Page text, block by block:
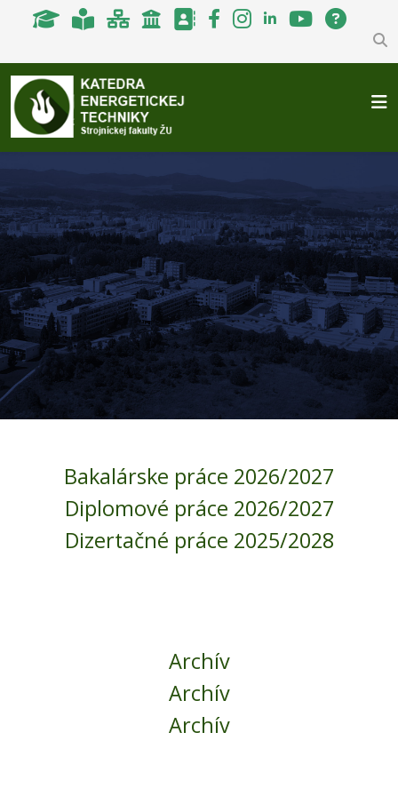
Bakalárske práce 2026/2027
Diplomové práce 2026/2027
Dizertačné práce 2025/2028
Archív
Archív
Archív